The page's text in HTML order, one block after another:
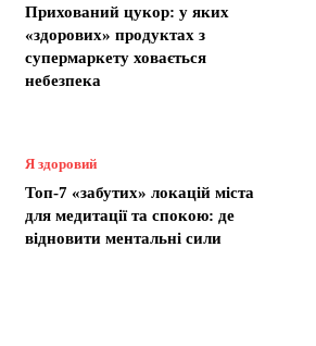
Прихований цукор: у яких
«здорових» продуктах з
супермаркету ховається
небезпека
Я здоровий
Топ-7 «забутих» локацій міста
для медитації та спокою: де
відновити ментальні сили